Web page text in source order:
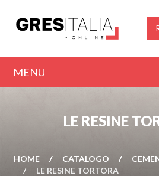
LE RESINE
HOME CATALOGO
LE RESINE TORTORA